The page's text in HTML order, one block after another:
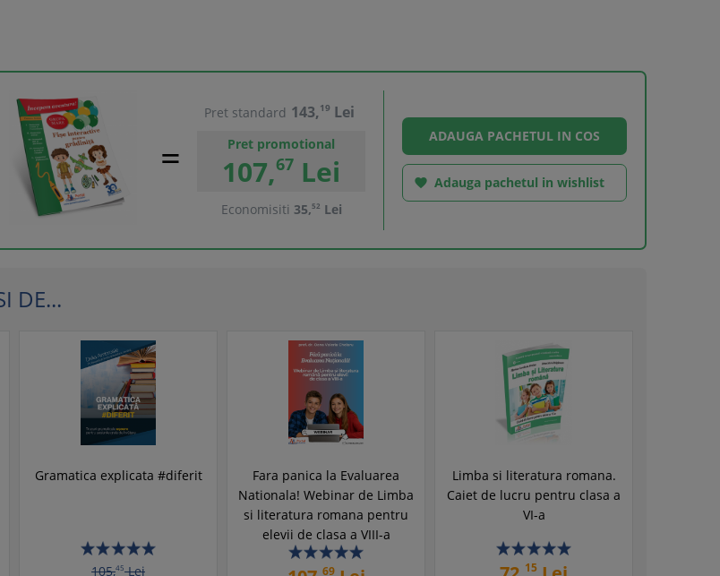
Pret standard 143,19 Lei
Pret promotional
107,67 Lei
Economisiti 35,52 Lei
 Adauga pachetul in wishlist
DE...
Gramatica explicata #diferit
105,45Lei
Fara panica la Evaluarea
Nationala! Webinar de Limba
si literatura romana pentru
elevii de clasa a VIII-a
69
Limba si literatura romana.
Caiet de lucru pentru clasa a
VI-a
15